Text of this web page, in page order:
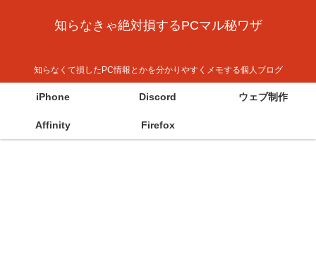
知らなきゃ絶対損するPCマル秘ワザ
知らなくて損したPC情報とかを分かりやすくメモする個人ブログ
iPhone Discord ウェブ制作
Affinity Firefox